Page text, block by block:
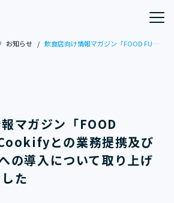
/ お知らせ / 飲食店向け情報マガジン「FOOD FUN!」に、Cookifyとの業務提携及び「KIBORI」への導入について取り上げていただきました
マガジン「FOOD
との業務提携及び
の導入について取り上げ
た